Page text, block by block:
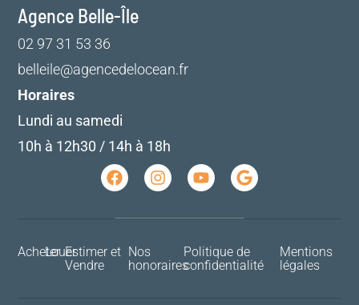
Agence Belle-Île
02 97 31 53 36
belleile@agencedelocean.fr
Horaires
Lundi au samedi
10h à 12h30 / 14h à 18h
AcheterLouerEstimer et
Vendre
Nos
honoraires
Politique de
confidentialité
Mentions
légales